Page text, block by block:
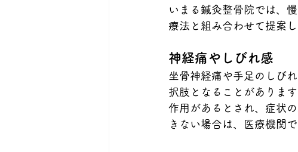
いまる鍼灸整骨院では、
療法と組み合わせて提案し
神経痛やしびれ感
坐骨神経痛や手足のしび
択肢となることがありま
作用があるとされ、症状
きない場合は、医療機関